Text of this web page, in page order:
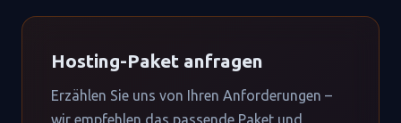
Hosting-Paket anfragen
Erzählen Sie uns von Ihren Anforderungen –
wir empfehlen das passende Paket und